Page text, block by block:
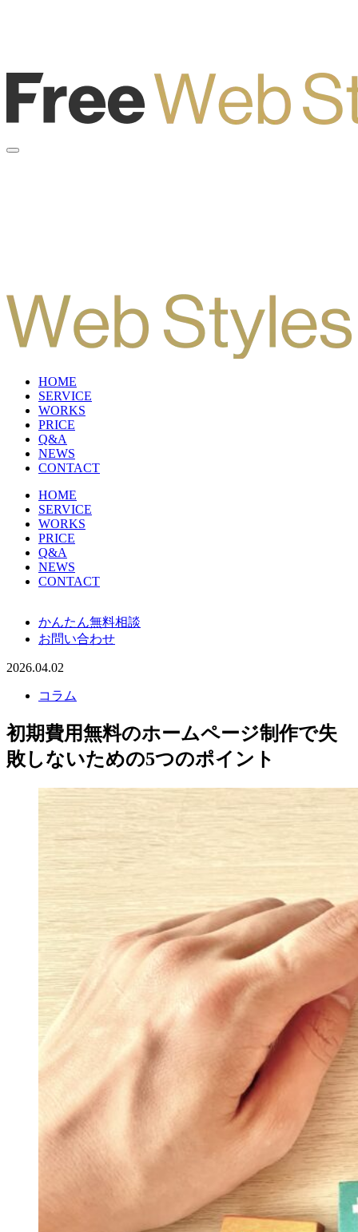
HOME
SERVICE
WORKS
PRICE
Q&A
NEWS
CONTACT
HOME
SERVICE
WORKS
PRICE
Q&A
NEWS
CONTACT
かんたん無料相談
お問い合わせ
2026.04.02
コラム
初期費用無料のホームページ制作で失
敗しないための5つのポイント